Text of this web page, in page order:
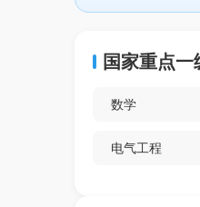
国家重点一
数学
电气工程